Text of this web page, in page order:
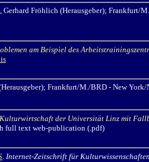
, Gerhard Fröhlich (Herausgeber); Frankfurt/
am Beispiel des
Frankfurt/M./BRD - New
der Universität Linz mit
full text web-publication (.pdf)
. Internet-Zeitschrift für